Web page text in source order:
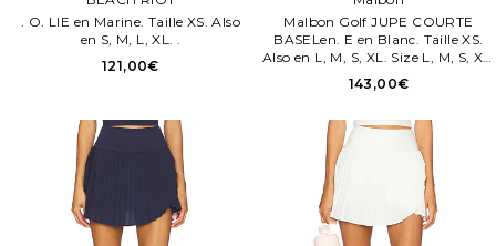
. O. LIE en Marine. Taille XS. Also
en S, M, L, XL. .
121,00€
Malbon Golf JUPE COURTE
BASELen. E en Blanc. Taille XS.
Also en L, M, S, XL. Size L, M, S, XL.
81% polyester, 19% Lycra.
143,00€